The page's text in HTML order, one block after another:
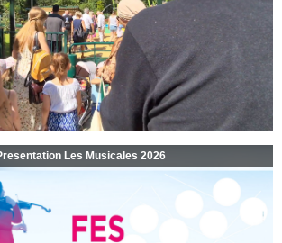
Les Musicales 2026